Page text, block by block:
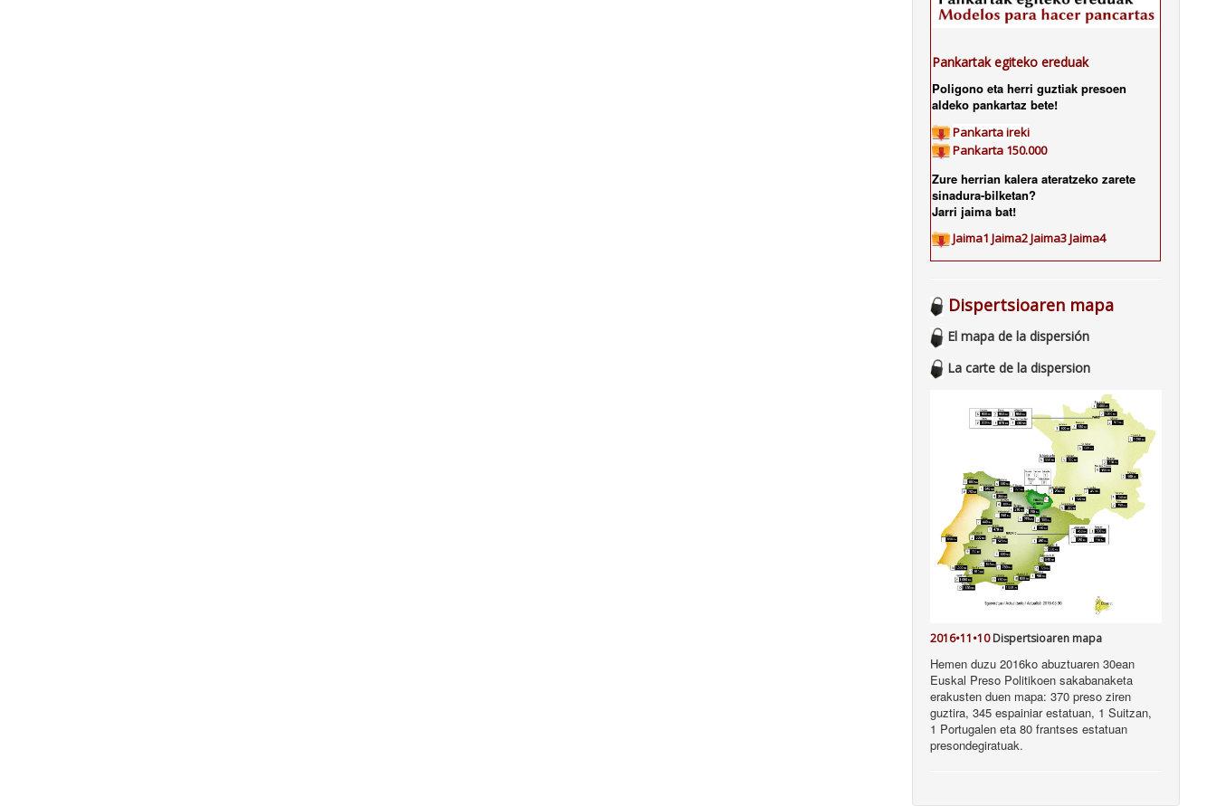
Pankartak egiteko ereduak
Poligono eta herri guztiak presoen
aldeko pankartaz bete!
Pankarta ireki
Pankarta 150.000
Zure herrian kalera ateratzeko zarete
sinadura-bilketan?
Jarri jaima bat!
Jaima1 Jaima2Jaima3Jaima4
Dispertsioaren mapa
El mapa de la dispersión
La carte de la dispersion
2016•11•10Dispertsioaren mapa
Hemen duzu 2016ko abuztuaren 30ean
Euskal Preso Politikoen sakabanaketa
erakusten duen mapa: 370 preso ziren
guztira, 345 espainiar estatuan, 1 Suitzan,
1 Portugalen eta 80 frantses estatuan
presondegiratuak.